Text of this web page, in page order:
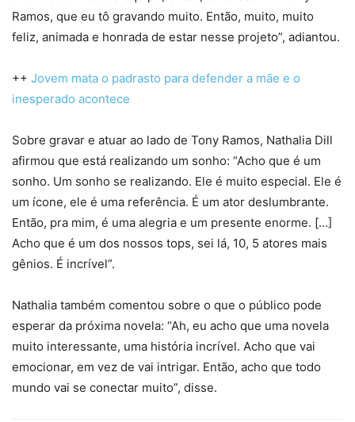
Ramos, que eu tô gravando muito. Então, muito, muito
feliz, animada e honrada de estar nesse projeto”, adiantou.
++ Jovem mata o padrasto para defender a mãe e o
inesperado acontece
Sobre gravar e atuar ao lado de Tony Ramos, Nathalia Dill
afirmou que está realizando um sonho: “Acho que é um
sonho. Um sonho se realizando. Ele é muito especial. Ele é
um ícone, ele é uma referência. É um ator deslumbrante.
Então, pra mim, é uma alegria e um presente enorme. […]
Acho que é um dos nossos tops, sei lá, 10, 5 atores mais
gênios. É incrível”.
Nathalia também comentou sobre o que o público pode
esperar da próxima novela: “Ah, eu acho que uma novela
muito interessante, uma história incrível. Acho que vai
emocionar, em vez de vai intrigar. Então, acho que todo
mundo vai se conectar muito”, disse.